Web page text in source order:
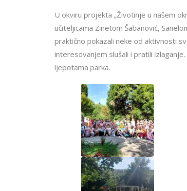
U okviru projekta „Životinje u našem
učiteljicama Zinetom Šabanović,
praktično pokazali neke od aktivnosti
interesovanjem slušali i pratili
ljepotama parka.